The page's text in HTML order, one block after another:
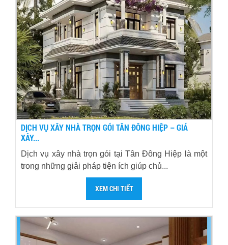
DỊCH VỤ XÂY NHÀ TRỌN GÓI TÂN ĐÔNG HIỆP – GIÁ
XÂY...
Dịch vụ xây nhà trọn gói tại Tân Đông Hiệp là một
trong những giải pháp tiện ích giúp chủ...
XEM CHI TIẾT